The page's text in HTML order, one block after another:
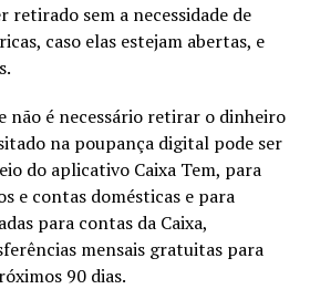
retirado sem a necessidade de
caso elas estejam abertas, e
não é necessário retirar o dinheiro
na poupança digital pode ser
do aplicativo Caixa Tem, para
e contas domésticas e para
para contas da Caixa,
mensais gratuitas para
90 dias.